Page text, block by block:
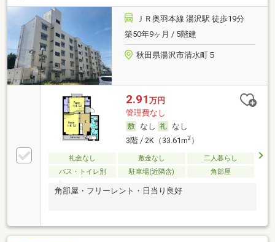
ＪＲ奥羽本線 湯沢駅 徒歩19分
築50年9ヶ月 / 5階建
秋田県湯沢市清水町５
2.91 万円
管理費なし
なし
なし
3階 / 2K（33.61m2）
礼金なし 敷金なし
二人暮らし
バス・トイレ別
駐車場(近隣含) 角部屋
角部屋・フリーレント・日当り良好